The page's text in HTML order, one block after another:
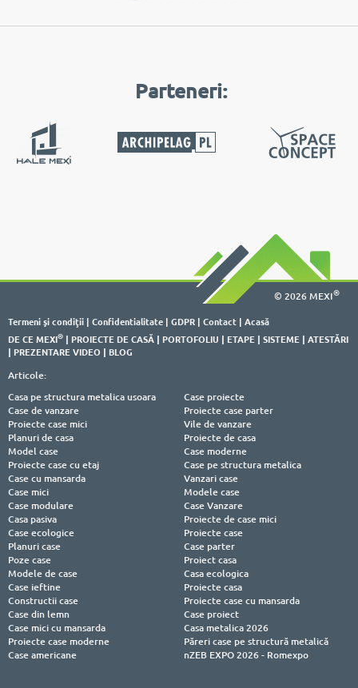
Parteneri:
© 2026 MEXI®
Termeni şi condiţii | Confidentialitate | GDPR | Contact | Acasă
DE CE MEXI® | PROIECTE DE CASĂ | PORTOFOLIU | ETAPE | SISTEME | ATESTĂRI
| PREZENTARE VIDEO | BLOG
Articole:
Casa pe structura metalica usoara
Case de vanzare
Proiecte case mici
Planuri de casa
Model case
Proiecte case cu etaj
Case cu mansarda
Case mici
Case modulare
Casa pasiva
Case proiecte
Proiecte case parter
Vile de vanzare
Proiecte de casa
Case moderne
Case pe structura metalica
Vanzari case
Modele case
Case Vanzare
Proiecte de case mici
Case ecologice
Planuri case
Poze case
Modele de case
Case ieftine
Constructii case
Case din lemn
Case mici cu mansarda
Proiecte case moderne
Case americane
Proiecte case
Case parter
Proiect casa
Casa ecologica
Proiecte casa
Proiecte case cu mansarda
Case proiect
Casa metalica 2026
Păreri case pe structură metalică
nZEB EXPO 2026 - Romexpo